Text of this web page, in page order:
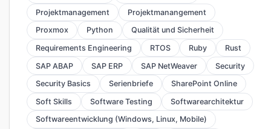
Projektmanagement
Projektmanangement
Proxmox
Python
Qualität und Sicherheit
Requirements Engineering
RTOS Ruby
Rust
SAP ABAP
SAP ERP SAP NetWeaver
Security
Security Basics
Serienbriefe
SharePoint Online
Soft Skills
Software Testing
Softwarearchitektur
Softwareentwicklung (Windows, Linux, Mobile)